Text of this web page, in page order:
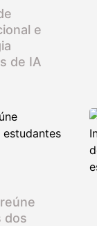
e
de IA
dos